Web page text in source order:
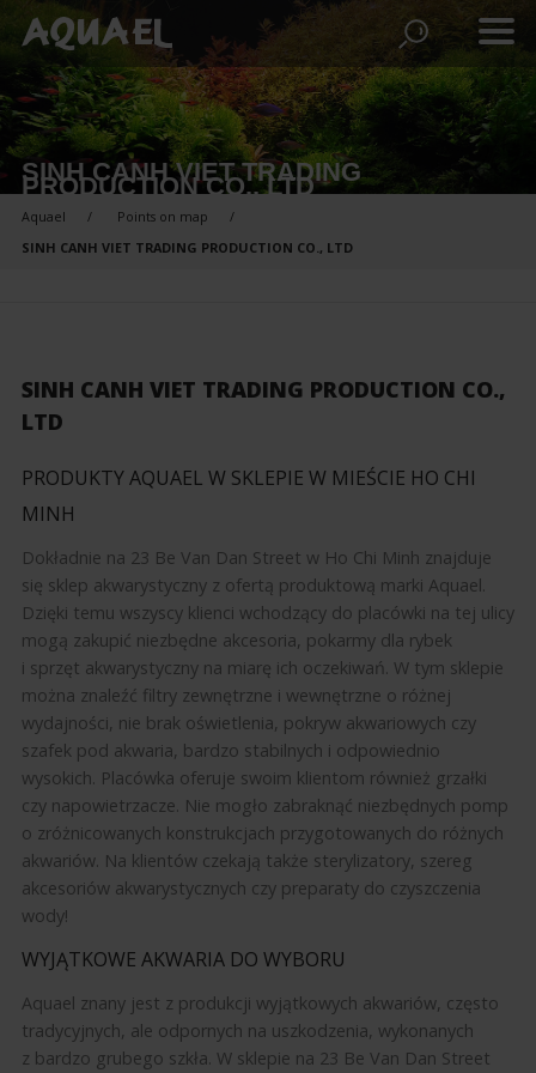
SINH CANH VIET TRADING
PRODUCTION CO., LTD
Aquael
Points on map
SINH CANH VIET TRADING PRODUCTION CO., LTD
SINH CANH VIET TRADING PRODUCTION CO.,
LTD
PRODUKTY AQUAEL W SKLEPIE W MIEŚCIE HO CHI
MINH
Dokładnie na 23 Be Van Dan Street w Ho Chi Minh znajduje
się sklep akwarystyczny z ofertą produktową marki Aquael.
Dzięki temu wszyscy klienci wchodzący do placówki na tej ulicy
mogą zakupić niezbędne akcesoria, pokarmy dla rybek
i sprzęt akwarystyczny na miarę ich oczekiwań. W tym sklepie
można znaleźć filtry zewnętrzne i wewnętrzne o różnej
wydajności, nie brak oświetlenia, pokryw akwariowych czy
szafek pod akwaria, bardzo stabilnych i odpowiednio
wysokich. Placówka oferuje swoim klientom również grzałki
czy napowietrzacze. Nie mogło zabraknąć niezbędnych pomp
o zróżnicowanych konstrukcjach przygotowanych do różnych
akwariów. Na klientów czekają także sterylizatory, szereg
akcesoriów akwarystycznych czy preparaty do czyszczenia
wody!
WYJĄTKOWE AKWARIA DO WYBORU
Aquael znany jest z produkcji wyjątkowych akwariów, często
tradycyjnych, ale odpornych na uszkodzenia, wykonanych
z bardzo grubego szkła. W sklepie na 23 Be Van Dan Street